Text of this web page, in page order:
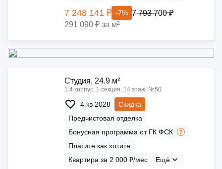
7 248 141 ₽ -7% 7 793 700 ₽
291 090 ₽ за м²
Cтудия, 24.9 м²
1.4 корпус, 1 секция, 14 этаж, №50
4 кв 2028
Скидка
Предчистовая отделка
Бонусная программа от ГК ФСК
Платите как хотите
Квартира за 2 000 ₽/мес
Ещё